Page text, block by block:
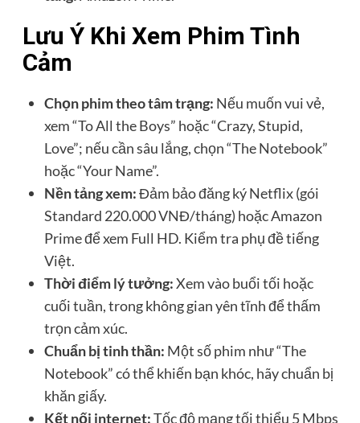
Lưu Ý Khi Xem Phim Tình
Cảm
Chọn phim theo tâm trạng: Nếu muốn vui vẻ,
xem “To All the Boys” hoặc “Crazy, Stupid,
Love”; nếu cần sâu lắng, chọn “The Notebook”
hoặc “Your Name”.
Nền tảng xem:Đảm bảo đăng ký Netflix (gói
Standard 220.000 VNĐ/tháng) hoặc Amazon
Prime để xem Full HD. Kiểm tra phụ đề tiếng
Việt.
Thời điểm lý tưởng:Xem vào buổi tối hoặc
cuối tuần, trong không gian yên tĩnh để thấm
trọn cảm xúc.
Chuẩn bị tinh thần: Một số phim như “The
Notebook” có thể khiến bạn khóc, hãy chuẩn bị
khăn giấy.
Kết nối internet:Tốc độ mạng tối thiểu 5 Mbps